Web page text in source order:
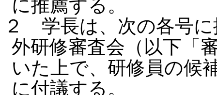
に推薦する。
２ 学長は、次の各号
外研修審査会（以下「
いた上で、研修員の候
に付議する。